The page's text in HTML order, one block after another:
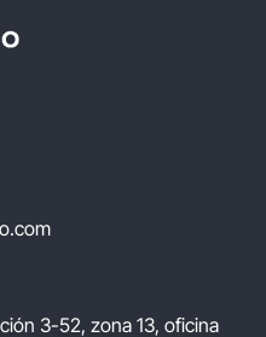
3-52, zona 13, oficina